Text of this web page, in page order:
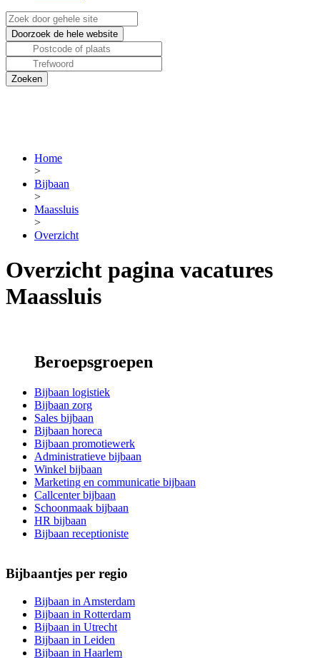
Home
>
Bijbaan
>
Maassluis
>
Overzicht
Overzicht pagina vacatures
Maassluis
Beroepsgroepen
Bijbaan logistiek
Bijbaan zorg
Sales bijbaan
Bijbaan horeca
Bijbaan promotiewerk
Administratieve bijbaan
Winkel bijbaan
Marketing en communicatie bijbaan
Callcenter bijbaan
Schoonmaak bijbaan
HR bijbaan
Bijbaan receptioniste
Bijbaantjes per regio
Bijbaan in Amsterdam
Bijbaan in Rotterdam
Bijbaan in Utrecht
Bijbaan in Leiden
Bijbaan in Haarlem